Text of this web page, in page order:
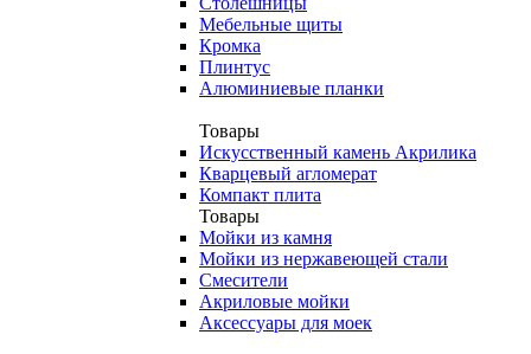
Мебельные щиты
Кромка
Плинтус
Алюминиевые планки
Товары
Искусственный камень Акрилика
Кварцевый агломерат
Компакт плита
Товары
Мойки из камня
Мойки из нержавеющей стали
Смесители
Акриловые мойки
Аксессуары для моек